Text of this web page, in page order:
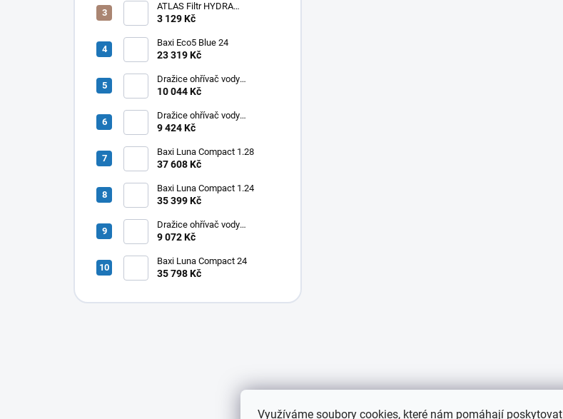
Využíváme soubory cookies, které nám pomáhají poskytovat
ATLAS Filtr HYDRA
RAINMASTER TRIO RSH 1" +
3 129 Kč
Baxi Eco5 Blue 24
23 319 Kč
Dražice ohřívač vody
elektrický svislý OKHE ONE/E
10 044 Kč
Dražice ohřívač vody
elektrický svislý OKHE ONE/E
9 424 Kč
Baxi Luna Compact 1.28
37 608 Kč
Baxi Luna Compact 1.24
35 399 Kč
Dražice ohřívač vody
elektrický svislý OKHE ONE/E
9 072 Kč
Baxi Luna Compact 24
35 798 Kč